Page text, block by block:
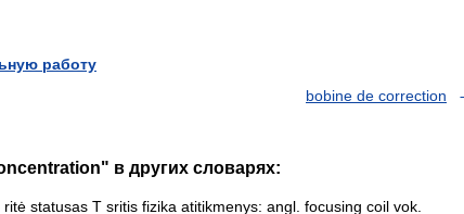
работу
bobine de correction
в других словарях:
statusas T sritis fizika atitikmenys: angl. focusing coil vok.